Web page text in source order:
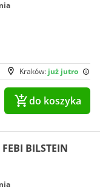
Kraków: już jutro
do koszyka
BILSTEIN